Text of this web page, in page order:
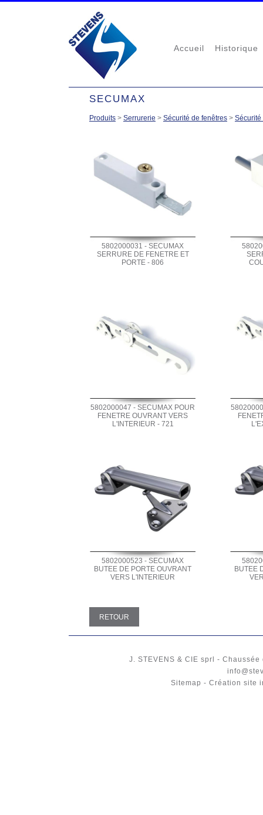
Accueil Historique
SECUMAX
Produits > Serrurerie > Sécurité de fenêtres > Sécurité
5802000031 - SECUMAX
SERRURE DE FENETRE ET
PORTE - 806
5802000047 - SECUMAX POUR
FENETRE OUVRANT VERS
L'INTERIEUR - 721
5802000523 - SECUMAX
BUTEE DE PORTE OUVRANT
VERS L'INTERIEUR
BUTEE
RETOUR
J. STEVENS & CIE sprl - Chaussée
Sitemap - Création site